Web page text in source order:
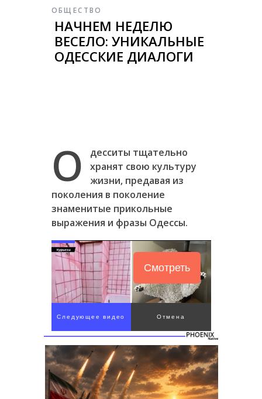
ОБЩЕСТВО
НАЧНЕМ НЕДЕЛЮ
ВЕСЕЛО: УНИКАЛЬНЫЕ
ОДЕССКИЕ ДИАЛОГИ
О
десситы тщательно
хранят свою культуру
жизни, предавая из
поколения в поколение
знаменитые прикольные
выражения и фразы Одессы.
Смотреть
Следующее видео Отмена